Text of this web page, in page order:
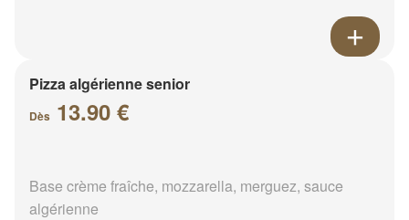
Pizza algérienne senior
Dès 13.90 €
Base crème fraîche, mozzarella, merguez, sauce
algérienne